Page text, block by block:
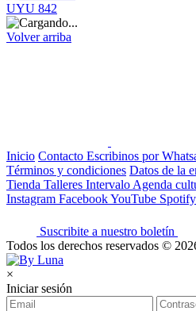
UYU 842
Volver arriba
Inicio Contacto Escribinos por
Términos y condiciones Datos de la
Tienda Talleres Intervalo Agenda
Instagram FacebookYouTube Spotify
Suscribite a nuestro boletín
Todos los derechos reservados ©
×
Iniciar sesión